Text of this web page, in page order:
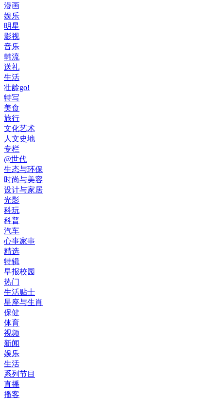
漫画
娱乐
明星
影视
音乐
韩流
送礼
生活
壮龄go!
特写
美食
旅行
文化艺术
人文史地
专栏
@世代
生态与环保
时尚与美容
设计与家居
光影
科玩
科普
汽车
心事家事
精选
特辑
早报校园
热门
生活贴士
星座与生肖
保健
体育
视频
新闻
娱乐
生活
系列节目
直播
播客